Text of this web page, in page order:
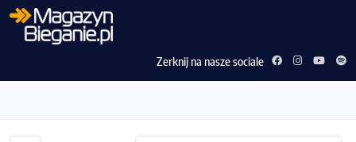
Zerknij na nasze sociale